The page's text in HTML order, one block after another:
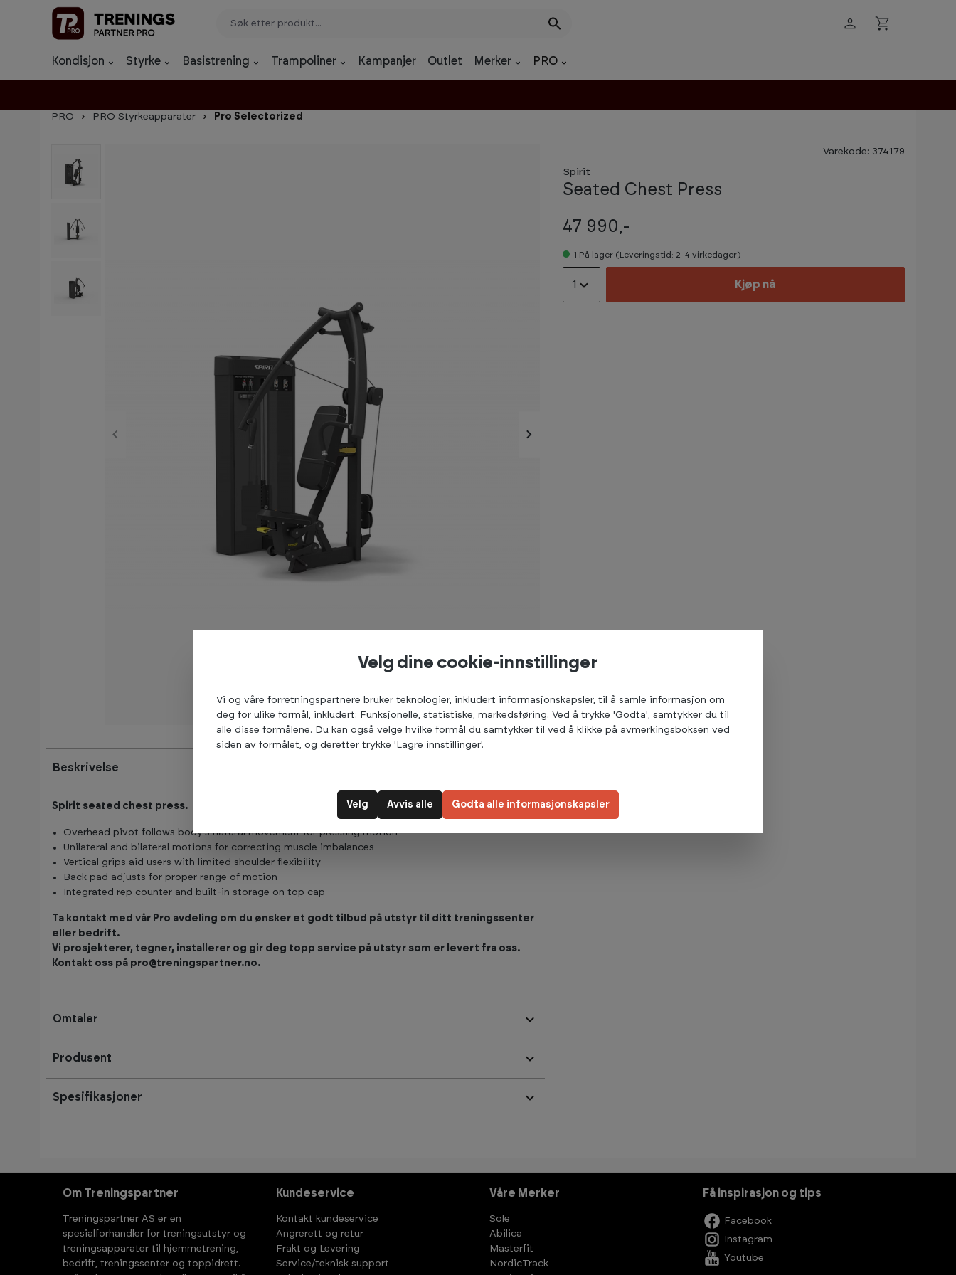
til innhold
Gå til navigasjon
Kondisjon Styrke Basistrening Trampoliner Kampanjer Outlet Merker PRO
PRO PRO Styrkeapparater Pro Selectorized
Beskrivelse
Spirit seated chest press.
Overhead pivot follows body’s natural movement for pressing motion
Unilateral and bilateral motions for correcting muscle imbalances
Vertical grips aid users with limited shoulder flexibility
Back pad adjusts for proper range of motion
Integrated rep counter and built-in storage on top cap
Ta kontakt med vår Pro avdeling om du ønsker et godt tilbud på utstyr til ditt treningssenter
eller bedrift.
Vi prosjekterer, tegner, installerer og gir deg topp service på utstyr som er levert fra oss.
Kontakt oss på pro@treningspartner.no.
Omtaler
Spesifikasjoner
Produsent
Varekode: 374179
Spirit
Seated Chest Press
47 990,-
1 På lager (Leveringstid: 2-4 virkedager)
1 Kjøp nå
Om Treningspartner
Treningspartner AS er en
spesialforhandler for treningsutstyr og
treningsapparater til hjemmetrening,
bedrift, treningssenter og toppidrett.
Kundeservice
Kontakt kundeservice
Angrerett og retur
Frakt og Levering
Service/teknisk support
Våre Merker
Sole
Abilica
Masterfit
NordicTrack
Få inspirasjon og tips
Facebook
Instagram
Youtube
Velg dine cookie-innstillinger
Vi og våre forretningspartnere bruker teknologier, inkludert informasjonskapsler, til å samle informasjon om
deg for ulike formål, inkludert: Funksjonelle, statistiske, markedsføring. Ved å trykke 'Godta', samtykker du til
alle disse formålene. Du kan også velge hvilke formål du samtykker til ved å klikke på avmerkingsboksen ved
siden av formålet, og deretter trykke 'Lagre innstillinger'.
Avvis alle
Velg Godta alle informasjonskapsler
på ditt første kjøp over 5 000 kr.
eksklusive tilbud samt tilgang til enkelte kampanjer før
andre.
E-post adresse *
Meld meg på